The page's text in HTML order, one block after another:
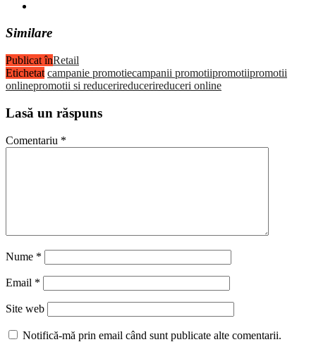
Similare
Publicat înRetail
Etichetat campanie promotiecampanii promotiipromotiipromotii
onlinepromotii si reducerireducerireduceri online
Lasă un răspuns
Comentariu *
Nume *
Email *
Site web
Notifică-mă prin email când sunt publicate alte comentarii.